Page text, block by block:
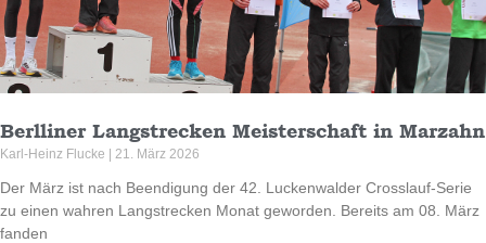
Berlliner Langstrecken Meisterschaft in Marzahn
Karl-Heinz Flucke 21. März 2026
Der März ist nach Beendigung der 42. Luckenwalder Crosslauf-Serie
zu einen wahren Langstrecken Monat geworden. Bereits am 08. März
fanden